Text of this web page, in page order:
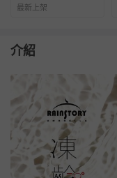
最新上架
介紹